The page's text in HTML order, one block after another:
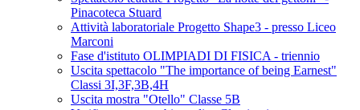
Pinacoteca Stuard
Attività laboratoriale Progetto Shape3 - presso Liceo
Marconi
Fase d'istituto OLIMPIADI DI FISICA - triennio
Uscita spettacolo "The importance of being Earnest"
Classi 3I,3F,3B,4H
Uscita mostra "Otello" Classe 5B